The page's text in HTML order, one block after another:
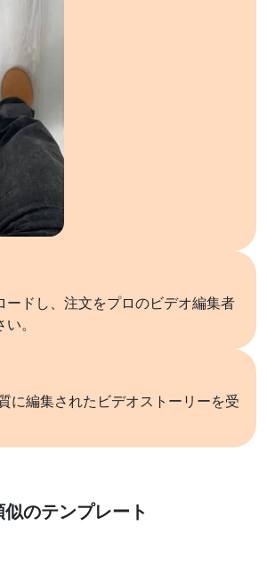
ードし、注文をプロのビデオ編集者
。
に編集されたビデオストーリーを受
似のテンプレート
詳しくはこちら